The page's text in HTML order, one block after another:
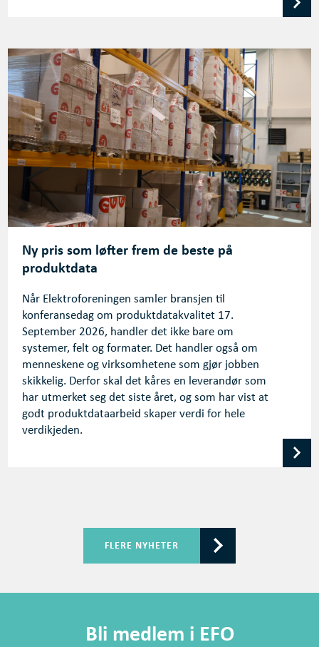
Ny pris som løfter frem de beste på
produktdata
Når Elektroforeningen samler bransjen til
konferansedag om produktdatakvalitet 17.
September 2026, handler det ikke bare om
systemer, felt og formater. Det handler også om
menneskene og virksomhetene som gjør jobben
skikkelig. Derfor skal det kåres en leverandør som
har utmerket seg det siste året, og som har vist at
godt produktdataarbeid skaper verdi for hele
verdikjeden.
FLERE NYHETER
Bli medlem i EFO